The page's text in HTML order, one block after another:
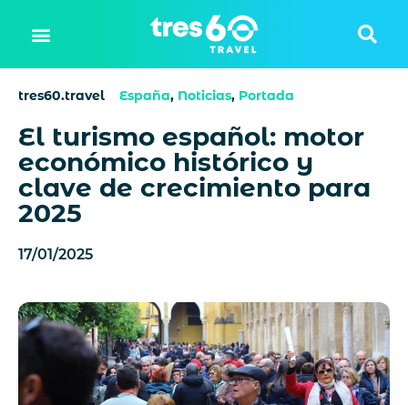
tres60.travel España, Noticias, Portada
El turismo español: motor
económico histórico y
clave de crecimiento para
2025
17/01/2025